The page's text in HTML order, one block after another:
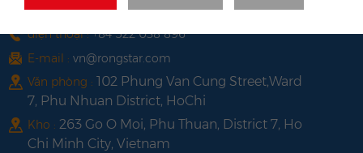
điện thoại :+84 522 038 896
E-mail : vn@rongstar.com
Văn phòng : 102 Phung Van Cung Street,Ward
7, Phu Nhuan District, HoChi
Kho : 263 Go O Moi, Phu Thuan, District 7, Ho
Chi Minh City, Vietnam